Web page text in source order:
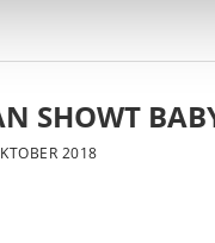
SHOWT
2018